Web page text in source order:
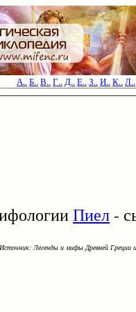
А..Б..В..Г..Д..Е..З..И..К..Л..
Пиел -
Легенды и мифы Древней